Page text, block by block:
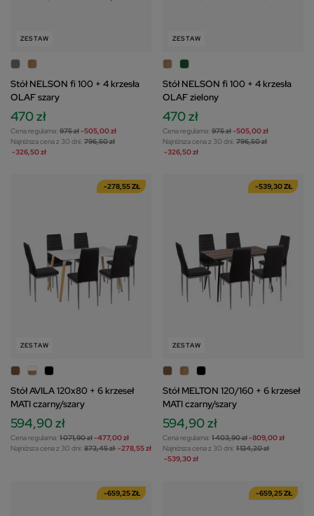
ZESTAW
Stół NELSON fi 100 + 4 krzesła
OLAF szary
470 zł
Cena regularna: 975 zł-505,00 zł
Najniższa cena z 30 dni: 796,50 zł
-326,50 zł
ZESTAW
Stół NELSON fi 100 + 4 krzesła
OLAF zielony
470 zł
Cena regularna: 975 zł-505,00 zł
Najniższa cena z 30 dni: 796,50 zł
-326,50 zł
-278,55 ZŁ
ZESTAW
Stół AVILA 120x80 + 6 krzeseł
MATI czarny/szary
594,90 zł
Cena regularna: 1 071,90 zł-477,00 zł
Najniższa cena z 30 dni: 873,45 zł-278,55 zł
-539,30 ZŁ
ZESTAW
Stół MELTON 120/160 + 6 krzeseł
MATI czarny/szary
594,90 zł
Cena regularna: 1 403,90 zł-809,00 zł
Najniższa cena z 30 dni: 1 134,20 zł
-539,30 zł
-659,25 ZŁ -659,25 ZŁ